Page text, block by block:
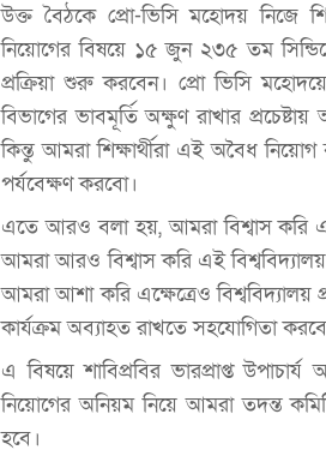
উক্ত বৈঠকে প্রো-ভিসি মহোদয় নিজে
নিয়োগের বিষয়ে ১৫ জুন ২৩৫ তম
প্রক্রিয়া শুরু করবেন। প্রো ভিসি
বিভাগের ভাবমূর্তি অক্ষুণ রাখার
কিন্তু আমরা শিক্ষার্থীরা এই অবৈধ নিয়োগ
পর্যবেক্ষণ করবো।
এতে আরও বলা হয়, আমরা বিশ্বাস করি
আমরা আরও বিশ্বাস করি এই বিশ্ববিদ্যালয়
আমরা আশা করি এক্ষেত্রেও বিশ্ববিদ্যালয়
কার্যক্রম অব্যাহত রাখতে সহযোগিতা
এ বিষয়ে শাবিপ্রবির ভারপ্রাপ্ত
নিয়োগের অনিয়ম নিয়ে আমরা তদন্ত
হবে।